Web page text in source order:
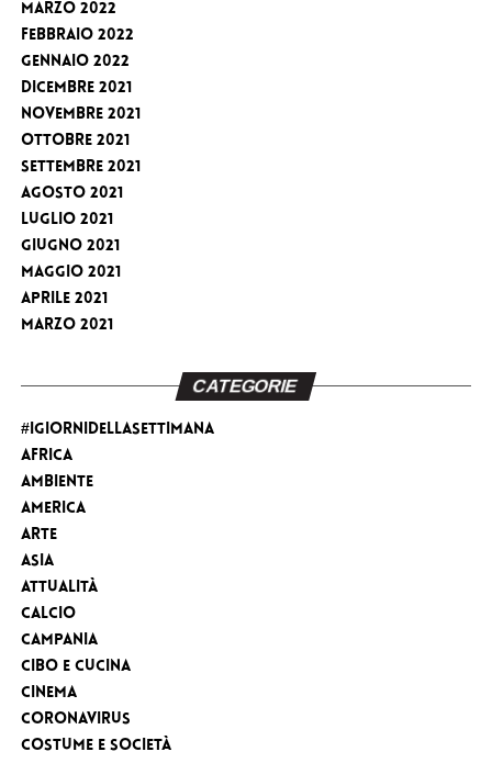
Marzo 2022
Febbraio 2022
Gennaio 2022
Dicembre 2021
Novembre 2021
Ottobre 2021
Settembre 2021
Agosto 2021
Luglio 2021
Giugno 2021
Maggio 2021
Aprile 2021
Marzo 2021
CATEGORIE
#iGiorniDellaSettimana
Africa
Ambiente
America
Arte
Asia
Attualità
Calcio
Campania
Cibo e cucina
Cinema
Coronavirus
Costume e Società